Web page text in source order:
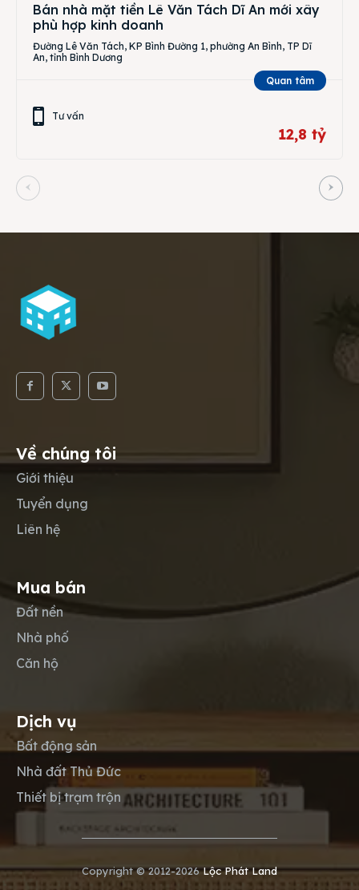
Bán nhà mặt tiền Lê Văn Tách Dĩ An mới xây
phù hợp kinh doanh
Đường Lê Văn Tách, KP Bình Đường 1, phường An Bình, TP Dĩ
An, tỉnh Bình Dương
Quan tâm
Tư vấn
12,8 tỷ
Về chúng tôi
Giới thiệu
Tuyển dụng
Liên hệ
Mua bán
Đất nền
Nhà phố
Căn hộ
Dịch vụ
Bất động sản
Nhà đất Thủ Đức
Thiết bị trạm trộn
Copyright © 2012-2026Lộc Phát Land